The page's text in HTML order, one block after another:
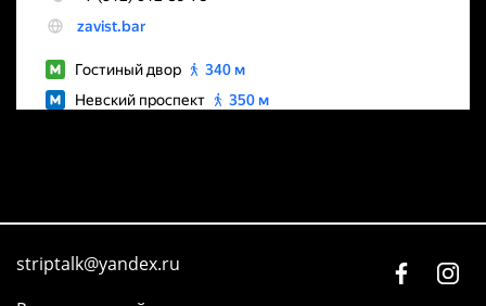
striptalk@yandex.ru